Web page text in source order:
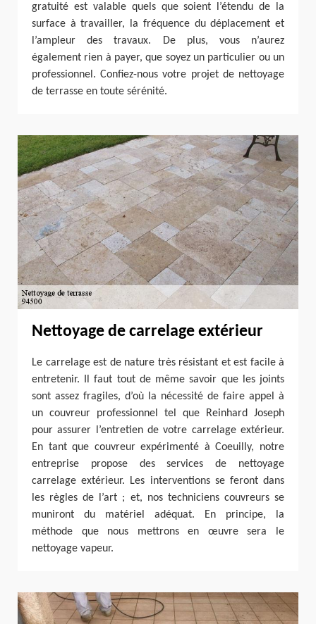
gratuité est valable quels que soient l’étendu de la
surface à travailler, la fréquence du déplacement et
l’ampleur des travaux. De plus, vous n’aurez
également rien à payer, que soyez un particulier ou un
professionnel. Confiez-nous votre projet de nettoyage
de terrasse en toute sérénité.
Nettoyage de carrelage extérieur
Le carrelage est de nature très résistant et est facile à
entretenir. Il faut tout de même savoir que les joints
sont assez fragiles, d’où la nécessité de faire appel à
un couvreur professionnel tel que Reinhard Joseph
pour assurer l’entretien de votre carrelage extérieur.
En tant que couvreur expérimenté à Coeuilly, notre
entreprise propose des services de nettoyage
carrelage extérieur. Les interventions se feront dans
les règles de l’art ; et, nos techniciens couvreurs se
muniront du matériel adéquat. En principe, la
méthode que nous mettrons en œuvre sera le
nettoyage vapeur.